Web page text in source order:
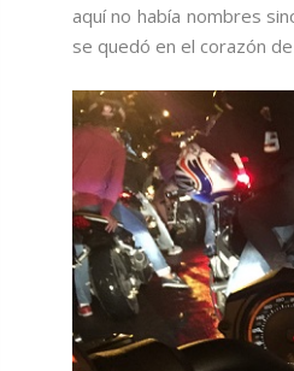
aquí no había nombres
se quedó en el corazón